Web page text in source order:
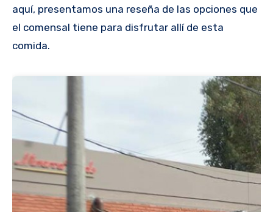
aquí, presentamos una reseña de las opciones que
el comensal tiene para disfrutar allí de esta
comida.